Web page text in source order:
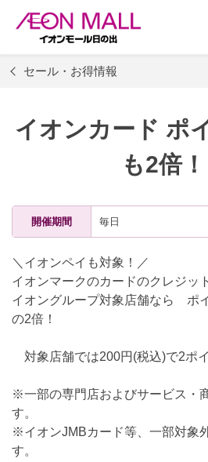
セール・お得情報
イオンカード ポ
も2倍！
開催期間 毎日
＼イオンペイも対象！／
イオンマークのカードのクレジッ
イオングループ対象店舗なら ポ
の2倍！
対象店舗では200円(税込)で2ポ
※一部の専門店およびサービス・
す。
※イオンJMBカード等、一部対象
す。